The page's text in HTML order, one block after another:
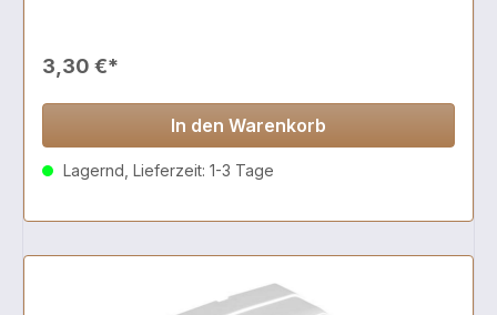
3,30 €*
In den Warenkorb
Lagernd, Lieferzeit: 1-3 Tage